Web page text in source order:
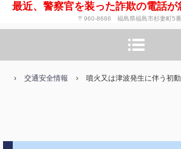
最近、警察官を装った詐欺の電話が
〒960-8686 福島県福島市杉妻町5
› 交通安全情報 › 噴火又は津波発生に伴う初